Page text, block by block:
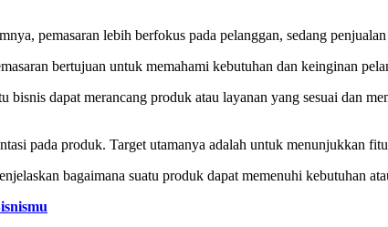
pemasaran lebih berfokus pada pelanggan, sedang
bertujuan untuk memahami kebutuhan dan keinginan
bisnis dapat merancang produk atau layanan yang sesuai dan
pada produk. Target utamanya adalah untuk menunjukkan
bagaimana suatu produk dapat memenuhi kebutuhan